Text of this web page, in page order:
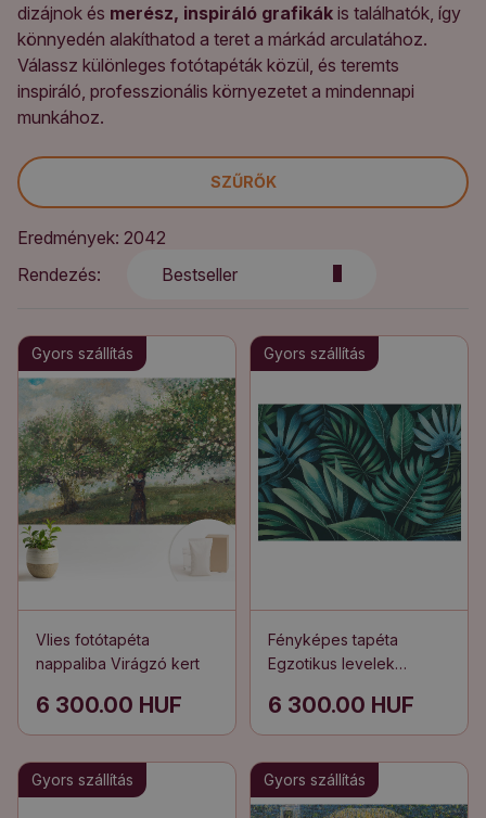
dizájnok és merész, inspiráló grafikák is találhatók, így
könnyedén alakíthatod a teret a márkád arculatához.
Válassz különleges fotótapéták közül, és teremts
inspiráló, professzionális környezetet a mindennapi
munkához.
SZŰRŐK
Eredmények: 2042
Rendezés:
Bestseller
Gyors szállítás
Vlies fotótapéta
nappaliba Virágzó kert
6 300.00 HUF
Gyors szállítás
Fényképes tapéta
Egzotikus levelek
6 300.00 HUF
Gyors szállítás Gyors szállítás